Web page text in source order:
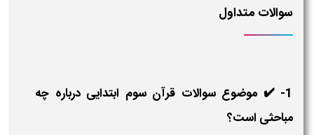
سوالات متداول
1- ✔️ موضوع سوالات قرآن سوم ابتدایی درباره چه
مباحثی است؟